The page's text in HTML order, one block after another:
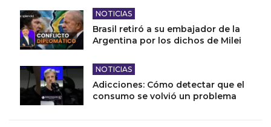
NOTICIAS
Brasil retiró a su embajador de la
Argentina por los dichos de Milei
NOTICIAS
Adicciones: Cómo detectar que el
consumo se volvió un problema